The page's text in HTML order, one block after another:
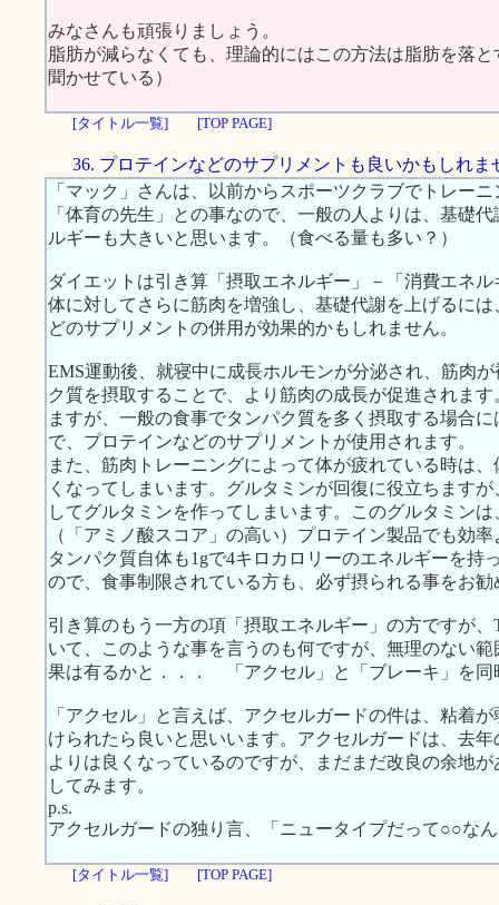
みなさんも頑張りましょう。
脂肪が減らなくても、理論的にはこの方法は脂肪を落
聞かせている）
[タイトル一覧] [TOP PAGE]
36. プロテインなどのサプリメントも良いかもしれま
「マック」さんは、以前からスポーツクラブでトレー
「体育の先生」との事なので、一般の人よりは、基礎
ルギーも大きいと思います。（食べる量も多い？）
ダイエットは引き算「摂取エネルギー」－「消費エネ
体に対してさらに筋肉を増強し、基礎代謝を上げるに
どのサプリメントの併用が効果的かもしれません。
EMS運動後、就寝中に成長ホルモンが分泌され、筋肉
ク質を摂取することで、より筋肉の成長が促進されま
ますが、一般の食事でタンパク質を多く摂取する場合
で、プロテインなどのサプリメントが使用されます。
また、筋肉トレーニングによって体が疲れている時は
くなってしまいます。グルタミンが回復に役立ちます
してグルタミンを作ってしまいます。このグルタミン
（「アミノ酸スコア」の高い）プロテイン製品でも効
タンパク質自体も1gで4キロカロリーのエネルギーを持
ので、食事制限されている方も、必ず摂られる事をお勧
引き算のもう一方の項「摂取エネルギー」の方ですが
いて、このような事を言うのも何ですが、無理のない
果は有るかと．．． 「アクセル」と「ブレーキ」を同
「アクセル」と言えば、アクセルガードの件は、粘着
けられたら良いと思いいます。アクセルガードは、去
よりは良くなっているのですが、まだまだ改良の余地
してみます。
p.s.
アクセルガードの独り言、「ニュータイプだって○○な
[タイトル一覧] [TOP PAGE]